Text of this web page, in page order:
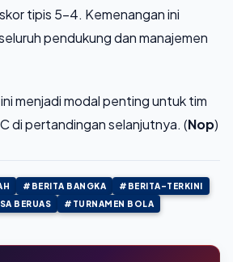
tipis 5-4. Kemenangan ini
pendukung dan manajemen
menjadi modal penting untuk tim
di pertandingan selanjutnya. (Nop)
#BERITA BANGKA
#BERITA-TERKINI
BERUAS #TURNAMEN BOLA